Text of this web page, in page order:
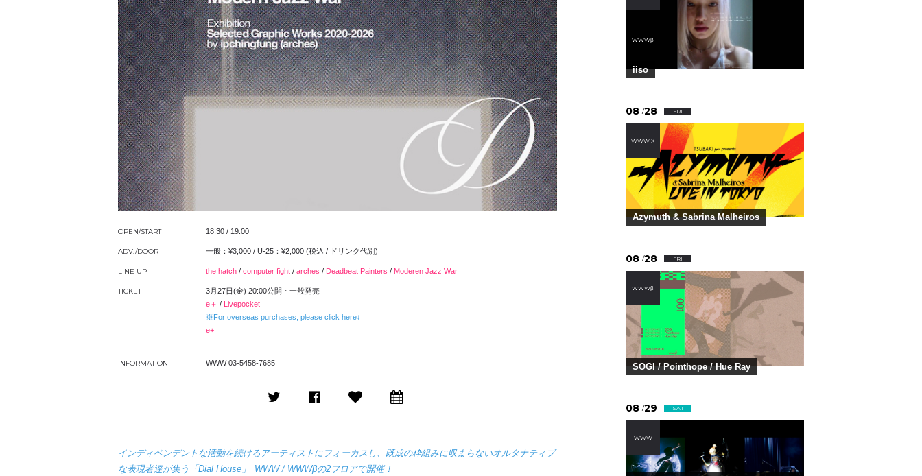
OPEN/START 18:30 / 19:00
ADV./DOOR 一般：¥3,000 / U-25：¥2,000 (税込 / ドリンク代別)
LINE UP the hatch / computer fight / arches / Deadbeat Painters / Moderen Jazz War
TICKET
3月27日(金) 20:00公開・一般発売
e＋ / Livepocket
※For overseas purchases, please click here↓
e+
INFORMATION WWW 03-5458-7685
インディペンデントな活動を続けるアーティストにフォーカスし、 既成の枠組みに収まらないオルタナティブ
な表現者達が集う「Dial House」 WWW / WWWβの2フロアで開催！
WWWβ
iiso
08 /28 FRI
WWW X
Azymuth & Sabrina Malheiros
08 /28 FRI
WWWβ
SOGI / Pointhope / Hue Ray
08 /29 SAT
WWW